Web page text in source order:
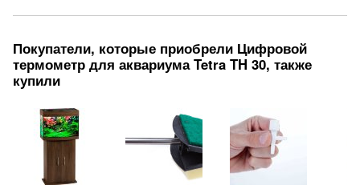
Покупатели, которые приобрели Цифровой
термометр для аквариума Tetra TH 30, также
купили